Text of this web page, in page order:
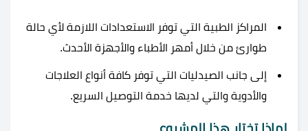
المراكز الطبية التي توفر الاستعدادات اللازمة لأي حالة
طوارئ من خلال أمهر الأطباء والأجهزة الأحدث.
إلى جانب الصيدليات التي توفر كافة أنواع العلاجات
والأدوية والتي لديها خدمة التوصيل السريع.